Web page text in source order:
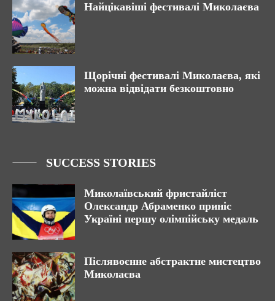
Найцікавіші фестивалі Миколаєва
Щорічні фестивалі Миколаєва, які
можна відвідати безкоштовно
SUCCESS STORIES
Миколаївський фристайліст
Олександр Абраменко приніс
Україні першу олімпійську медаль
Післявоєнне абстрактне мистецтво
Миколаєва